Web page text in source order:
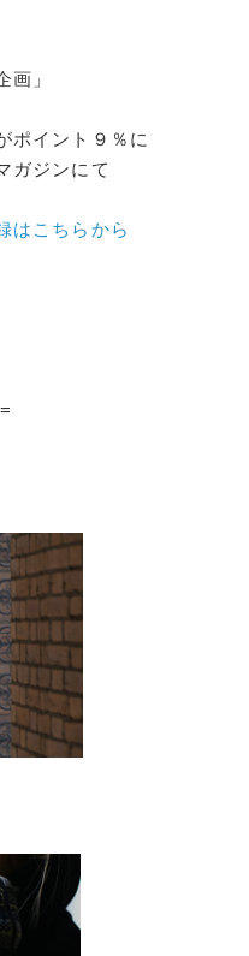
画」
ポイント９％に
ガジンにて
はこちらから